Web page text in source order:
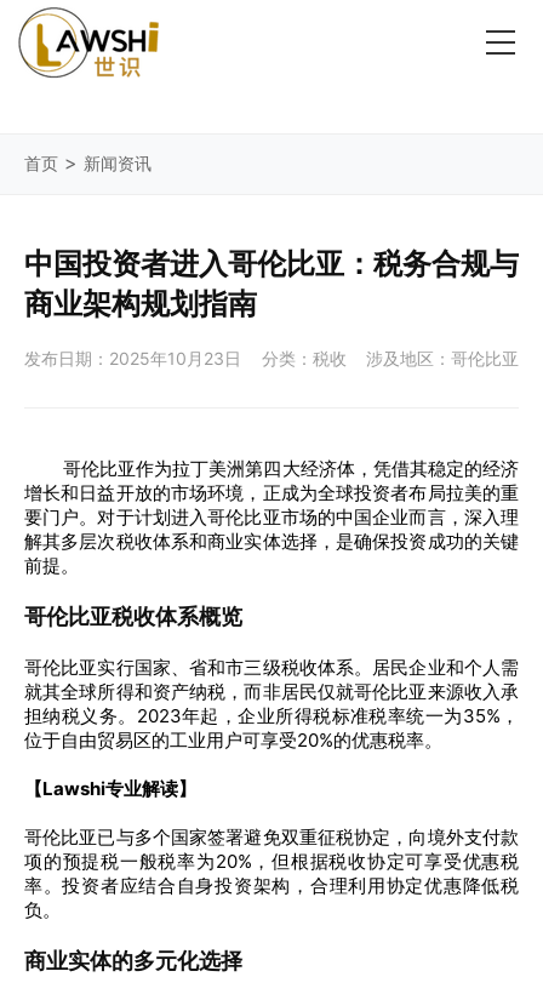
首页 > 新闻资讯
中国投资者进入哥伦比亚：税务合规与
商业架构规划指南
发布日期：2025年10月23日 分类：税收 涉及地区：哥伦比亚
哥伦比亚作为拉丁美洲第四大经济体，凭借其稳定的经济
增长和日益开放的市场环境，正成为全球投资者布局拉美的重
要门户。对于计划进入哥伦比亚市场的中国企业而言，深入理
解其多层次税收体系和商业实体选择，是确保投资成功的关键
前提。
哥伦比亚税收体系概览
哥伦比亚实行国家、省和市三级税收体系。居民企业和个人需
就其全球所得和资产纳税，而非居民仅就哥伦比亚来源收入承
担纳税义务。2023年起，企业所得税标准税率统一为35%，
位于自由贸易区的工业用户可享受20%的优惠税率。
【Lawshi专业解读】
哥伦比亚已与多个国家签署避免双重征税协定，向境外支付款
项的预提税一般税率为20%，但根据税收协定可享受优惠税
率。投资者应结合自身投资架构，合理利用协定优惠降低税
负。
商业实体的多元化选择